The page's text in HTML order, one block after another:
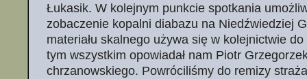
Łukasik. W kolejnym punkcie spotkania
zobaczenie kopalni diabazu na Niedźwiedziej
materiału skalnego używa się w kolejnictwie
tym wszystkim opowiadał nam Piotr
chrzanowskiego. Powróciliśmy do remizy